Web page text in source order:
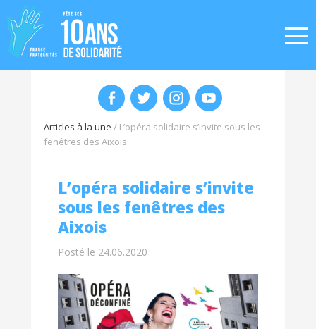
Articles à la une / L’opéra solidaire s’invite sous les
fenêtres des Aixois
L’opéra solidaire s’invite
sous les fenêtres des
Aixois
Posté le 24.06.2020